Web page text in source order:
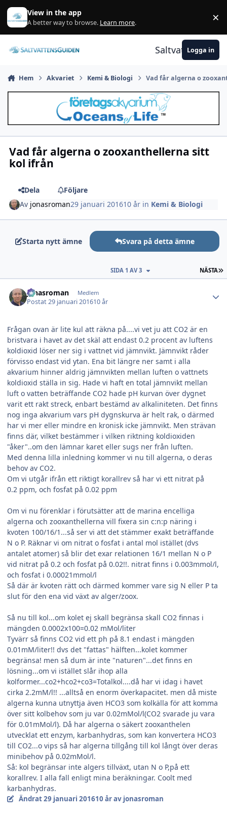
Gå till innehåll
View in the app
A better way to browse. Learn more. ×
Logga in
Hem Akvariet Kemi & Biologi Vad får algerna o
Vad får algerna o zooxanthellerna sitt
kol ifrån
Dela
Följare
Av jonasroman29 januari 201610 år in Kemi & Biologi
Starta nytt ämne Svara på detta ämne
NÄSTA
SIDA 1 AV 3
jonasroman Medlem
Postat29 januari 201610 år
Frågan ovan är lite kul att räkna på....vi vet ju att CO2 är en
bristvara i havet av det skäl att endast 0.2 procent av luftens
koldioxid löser ner sig i vattnet vid jämnvikt. Jämnvikt råder
förvisso endast vid ytan. Ena bit längre ner samt i alla
akvarium hinner aldrig jämnvikten mellan luften o vattnets
koldioxid ställa in sig. Hade vi haft en total jämnvikt mellan
luft o vatten beträffande CO2 hade pH kurvan över dygnet
varit ett rakt streck, enbart bestämd av alkaliniteten. Det finns
nog inga akvarium vars pH dygnskurva är helt rak, o därmed
har vi mer eller mindre en kronisk icke jämnvikt. Men strävan
finns där, vilket bestämmer i vilken riktning koldioxiden
"åker"..om den lämnar karet eller sugs ner från luften.
Med denna lilla inledning kommer vi nu till algerna, o deras
behov av CO2.
Om vi utgår ifrån ett riktigt korallrev så har vi ett nitrat på
0.2 ppm, och fosfat på 0.02 ppm
Om vi nu förenklar i förutsätter att de marina encelliga
algerna och zooxanthellerna vill fixera sin c:n:p näring i
kvoten 100/16/1...så ser vi att det stämmer exakt beträffande
N o P. Räknar vi om nitrat o fosfat i antal mol istället (dvs
antalet atomer) så blir det exar relationen 16/1 mellan N o P
vid nitrat på 0.2 och fosfat på 0.02!!. nitrat finns i 0.003mmol/l,
och fosfat i 0.00021mmol/l
Så där är kvoten rätt och därmed kommer vare sig N eller P ta
slut för den ena vid växt av alger/zoox.
Så nu till kol...om kolet ej skall begränsa skall CO2 finnas i
mängden 0.0002x100=0.02 mMol/liter
Tyvärr så finns CO2 vid ett ph på 8.1 endast i mängden
0.01mM/liter!! dvs det "fattas" hälften...kolet kommer
begränsa! men så dum är inte "naturen"...det finns en
lösning...om vi istället slår ihop alla
kolformer...co2+hco2+co3=Totalkol....då har vi idag i havet
cirka 2.2mM/l!! ...alltså en enorm överkapacitet. men då miste
algerna kunna utnyttja även HCO3 som kolkälla för att komma
över sitt kolbehov som ju var 0.02mMol/l(CO2 svarade ju vara
för 0.01mMol/l). Då har algerna o säkert zooxanthelen
utvecklat ett enzym, karbanhydras, som kan konvertera HCO3
till CO2...o vips så har algerna tillgång till kol långt över deras
minibehov på 0.02mMol/l.
Så: kol begränsar inte algers tillväxt, utan N o P,på ett
korallrev. I alla fall enligt mina beräkningar. Coolt med
karbanhydras.
Ändrat29 januari 201610 årav jonasroman